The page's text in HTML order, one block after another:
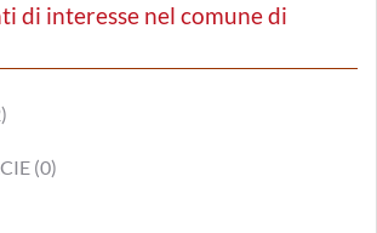
di interesse nel comune di
(0)